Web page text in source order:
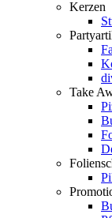
Kerzen
Take